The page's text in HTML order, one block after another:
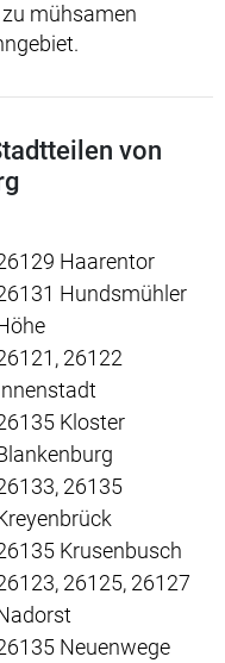
mühsamen
von
Haarentor
Hundsmühler
26122
Kloster
26135
Krusenbusch
26125, 26127
Neuenwege